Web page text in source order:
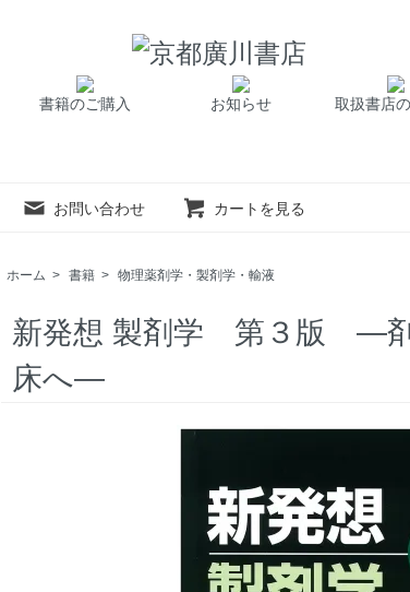
書籍のご購入 お知らせ 取扱書店
お問い合わせ カートを見る
ホーム > 書籍 > 物理薬剤学・製剤学・輸液
新発想 製剤学 第３版 ―剤
床へ―